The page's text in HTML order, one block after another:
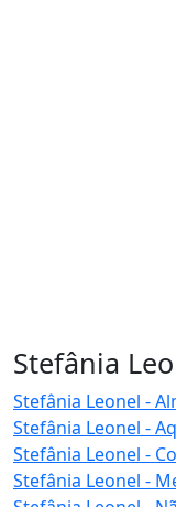
Stefânia
Stefânia Leonel -
Stefânia Leonel -
Stefânia Leonel -
Stefânia Leonel -